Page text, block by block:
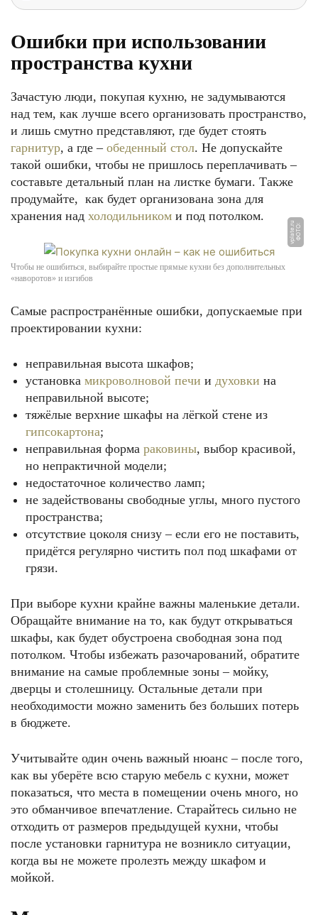
Ошибки при использовании
пространства кухни
Зачастую люди, покупая кухню, не задумываются
над тем, как лучше всего организовать пространство,
и лишь смутно представляют, где будет стоять
гарнитур, а где – обеденный стол. Не допускайте
такой ошибки, чтобы не пришлось переплачивать –
составьте детальный план на листке бумаги. Также
продумайте, как будет организована зона для
хранения над холодильником и под потолком.
Ф
О
Т
О:
v
pl
a
t
e.
r
u
Чтобы не ошибиться, выбирайте простые прямые кухни без дополнительных
«наворотов» и изгибов
Самые распространённые ошибки, допускаемые при
проектировании кухни:
неправильная высота шкафов;
установка микроволновой печи и духовки на
неправильной высоте;
тяжёлые верхние шкафы на лёгкой стене из
гипсокартона;
неправильная форма раковины, выбор красивой,
но непрактичной модели;
недостаточное количество ламп;
не задействованы свободные углы, много пустого
пространства;
отсутствие цоколя снизу – если его не поставить,
придётся регулярно чистить пол под шкафами от
грязи.
При выборе кухни крайне важны маленькие детали.
Обращайте внимание на то, как будут открываться
шкафы, как будет обустроена свободная зона под
потолком. Чтобы избежать разочарований, обратите
внимание на самые проблемные зоны – мойку,
дверцы и столешницу. Остальные детали при
необходимости можно заменить без больших потерь
в бюджете.
Учитывайте один очень важный нюанс – после того,
как вы уберёте всю старую мебель с кухни, может
показаться, что места в помещении очень много, но
это обманчивое впечатление. Старайтесь сильно не
отходить от размеров предыдущей кухни, чтобы
после установки гарнитура не возникло ситуации,
когда вы не можете пролезть между шкафом и
мойкой.